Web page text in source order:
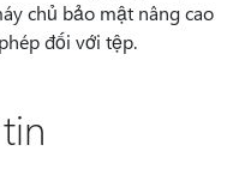
chủ bảo mật nâng cao
đối với tệp.